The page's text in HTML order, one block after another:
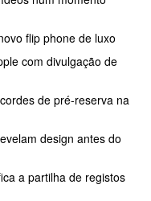
flip phone de luxo
com divulgação de
de pré-reserva na
design antes do
a partilha de registos